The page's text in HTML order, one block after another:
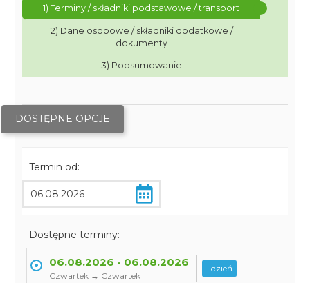
1) Terminy / składniki podstawowe / transport
2) Dane osobowe / składniki dodatkowe /
dokumenty
3) Podsumowanie
DOSTĘPNE OPCJE
Termin od:
Dostępne terminy:
06.08.2026 - 06.08.2026
Czwartek → Czwartek
1 dzień